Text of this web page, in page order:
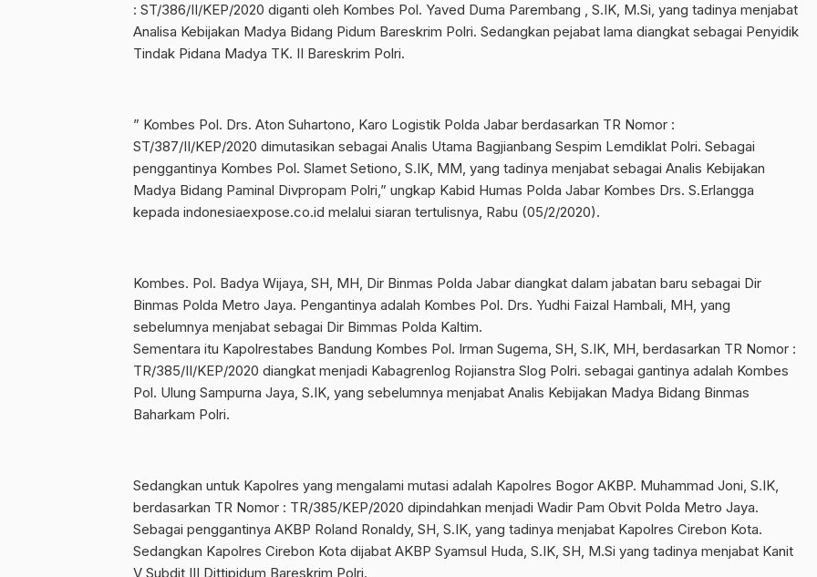
: ST/386/II/KEP/2020 diganti oleh Kombes Pol. Yaved Duma Parembang , S.IK, M.Si, yang tadinya menjabat
Analisa Kebijakan Madya Bidang Pidum Bareskrim Polri. Sedangkan pejabat lama diangkat sebagai Penyidik
Tindak Pidana Madya TK. II Bareskrim Polri.
” Kombes Pol. Drs. Aton Suhartono, Karo Logistik Polda Jabar berdasarkan TR Nomor :
ST/387/II/KEP/2020 dimutasikan sebagai Analis Utama Bagjianbang Sespim Lemdiklat Polri. Sebagai
penggantinya Kombes Pol. Slamet Setiono, S.IK, MM, yang tadinya menjabat sebagai Analis Kebijakan
Madya Bidang Paminal Divpropam Polri,” ungkap Kabid Humas Polda Jabar Kombes Drs. S.Erlangga
kepada indonesiaexpose.co.id melalui siaran tertulisnya, Rabu (05/2/2020).
Kombes. Pol. Badya Wijaya, SH, MH, Dir Binmas Polda Jabar diangkat dalam jabatan baru sebagai Dir
Binmas Polda Metro Jaya. Pengantinya adalah Kombes Pol. Drs. Yudhi Faizal Hambali, MH, yang
sebelumnya menjabat sebagai Dir Bimmas Polda Kaltim.
Sementara itu Kapolrestabes Bandung Kombes Pol. Irman Sugema, SH, S.IK, MH, berdasarkan TR Nomor :
TR/385/II/KEP/2020 diangkat menjadi Kabagrenlog Rojianstra Slog Polri. sebagai gantinya adalah Kombes
Pol. Ulung Sampurna Jaya, S.IK, yang sebelumnya menjabat Analis Kebijakan Madya Bidang Binmas
Baharkam Polri.
Sedangkan untuk Kapolres yang mengalami mutasi adalah Kapolres Bogor AKBP. Muhammad Joni, S.IK,
berdasarkan TR Nomor : TR/385/KEP/2020 dipindahkan menjadi Wadir Pam Obvit Polda Metro Jaya.
Sebagai penggantinya AKBP Roland Ronaldy, SH, S.IK, yang tadinya menjabat Kapolres Cirebon Kota.
Sedangkan Kapolres Cirebon Kota dijabat AKBP Syamsul Huda, S.IK, SH, M.Si yang tadinya menjabat Kanit
V Subdit III Dittipidum Bareskrim Polri.